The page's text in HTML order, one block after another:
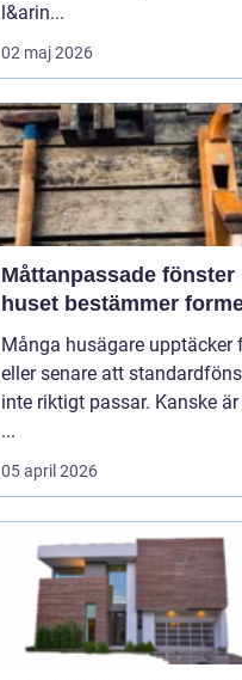
l&arin...
02 maj 2026
Måttanpassade fönster när
huset bestämmer
Många husägare upptäcker
eller senare att
inte riktigt passar. Kanske
...
05 april 2026